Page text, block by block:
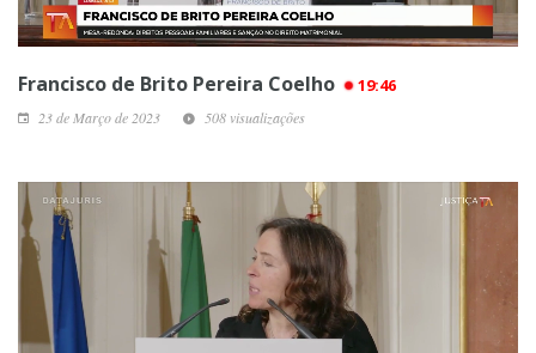
Francisco de Brito Pereira Coelho 19:46
23 de Março de 2023 508 visualizações